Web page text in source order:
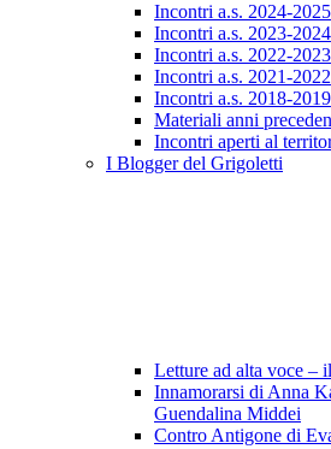
Incontri a.s. 2024-2025
Incontri a.s. 2023-2024
Incontri a.s. 2022-2023
Incontri a.s. 2021-2022
Incontri a.s. 2018-2019
Materiali anni
Incontri aperti al
I Blogger del Grigoletti
Letture ad alta voce –
Innamorarsi di Anna
Guendalina Middei
Contro Antigone di